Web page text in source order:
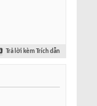
Trả lời kèm Trích dẫn